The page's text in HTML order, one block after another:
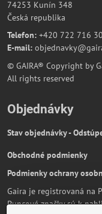
74253 Kunín 348
Česká republika
Telefon: +420 722 716
E-mail:
© GAIRA® Copyright by
All rights reserved
Objednávky
Stav objednávky -
Obchodné podmienky
Podmienky ochrany
Gaira je registrovaná na
Puncové značky sú k